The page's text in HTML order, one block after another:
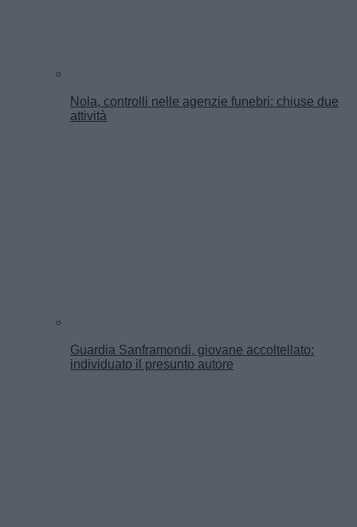
Nola, controlli nelle agenzie funebri: chiuse due
attività
Guardia Sanframondi, giovane accoltellato:
individuato il presunto autore